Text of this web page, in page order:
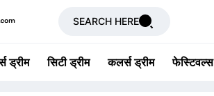
SEARCH HERE
ड्रीम सिटी ड्रीम कलर्स ड्रीम फेस्टिवल्स